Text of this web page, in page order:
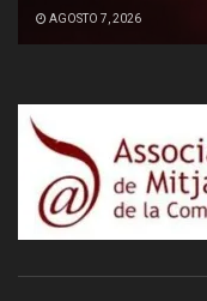
AGOSTO 7, 2026